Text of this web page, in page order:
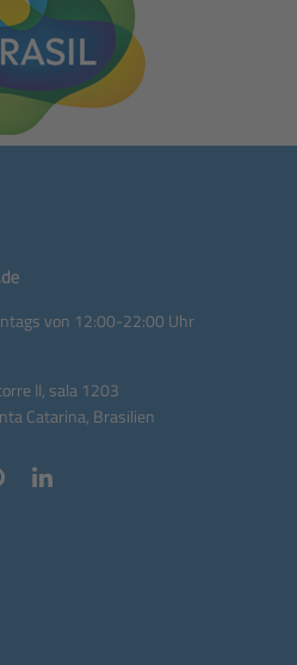
von 12:00-22:00 Uhr
II, sala 1203
Catarina, Brasilien